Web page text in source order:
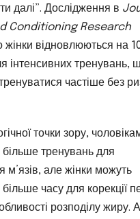
далі”. Дослідження в
Conditioning Research
жінки відновлюються на
інтенсивних тренувань,
частіше без
точки зору,
тренувань для
м’язів, але жінки можуть
часу для корекції
розподілу жиру.